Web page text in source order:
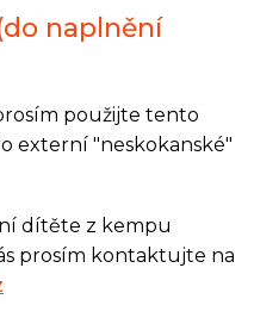
naplnění
použijte tento
externí "neskokanské"
dítěte z kempu
prosím kontaktujte na